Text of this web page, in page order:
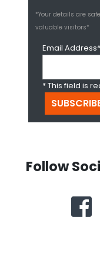
*Your details are
valuable visitors*
Email Address*
* This field is
Follow